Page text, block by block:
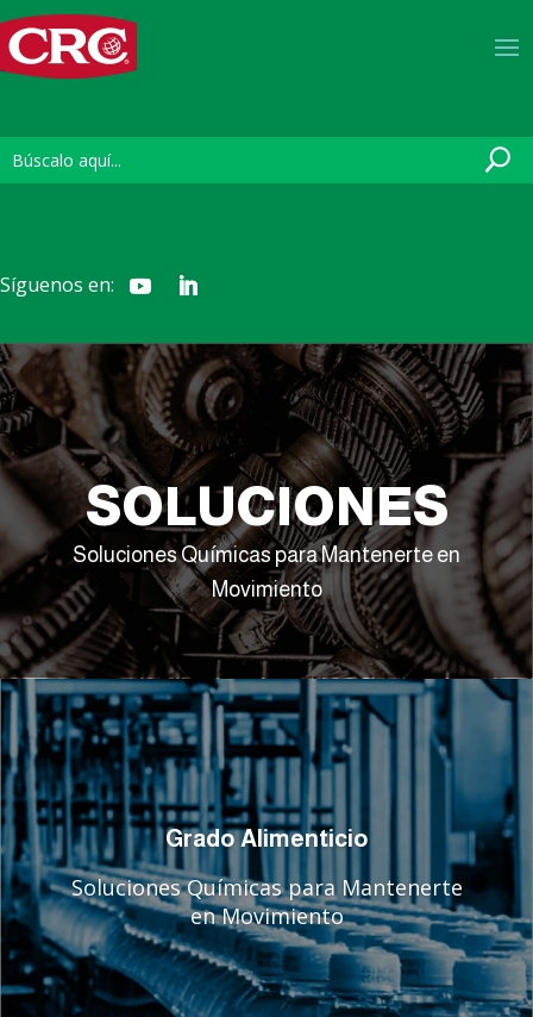
Síguenos en:
SOLUCIONES
Soluciones Químicas para Mantenerte en
Movimiento
Grado Alimenticio
Soluciones Químicas para Mantenerte
en Movimiento